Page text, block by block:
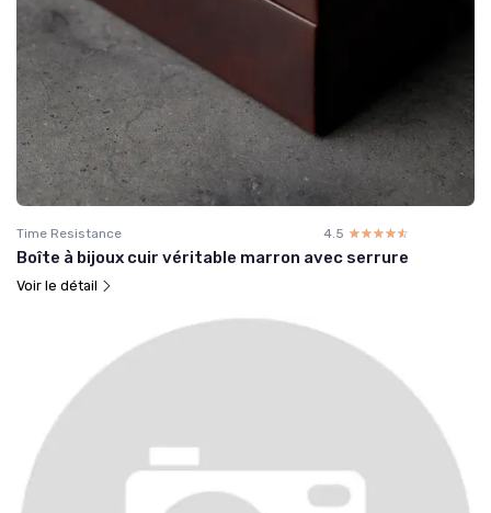
Time Resistance 4.5 ☆☆☆☆☆
★★★★★
Boîte à bijoux cuir véritable marron avec serrure
Voir le détail